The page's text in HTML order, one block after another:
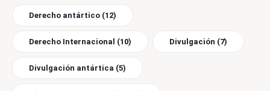
Derecho antártico (12)
Derecho Internacional (10) Divulgación (7)
Divulgación antártica (5)